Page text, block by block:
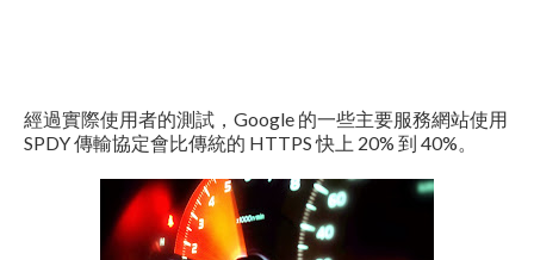
經過實際使用者的測試，Google 的一些主要服務網站使用
SPDY 傳輸協定會比傳統的 HTTPS 快上 20% 到 40%。